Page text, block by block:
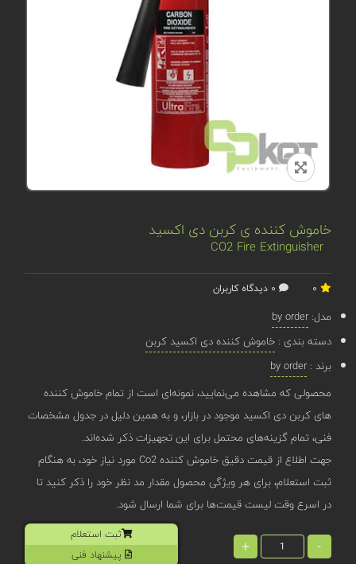
خاموش کننده ی کربن دی اکسید
CO2 Fire Extinguisher
مدل:by order
دسته بندی :خاموش کننده دی اکسید کربن
برند :by order
محصولی که مشاهده می‌نمایید، نمونه‌ای است از تمام خاموش کننده
های کربن دی اکسید موجود در بازار، و به همین دلیل در جدول مشخصات
فنی، تمام گزینه‌های محتمل برای این تجهیزات ذکر شده‌اند.
جهت اطلاع از قیمت دقیق خاموش کننده Co2 مورد نیاز خود، به هنگام
ثبت استعلام، برای هر ویژگی محصول مقدار مد نظر خود را ذکر کنید تا
در اسرع وقت لیست قیمت‌ها برای شما ارسال شود.
-
+
ثبت استعلام
پیشنهاد فنی